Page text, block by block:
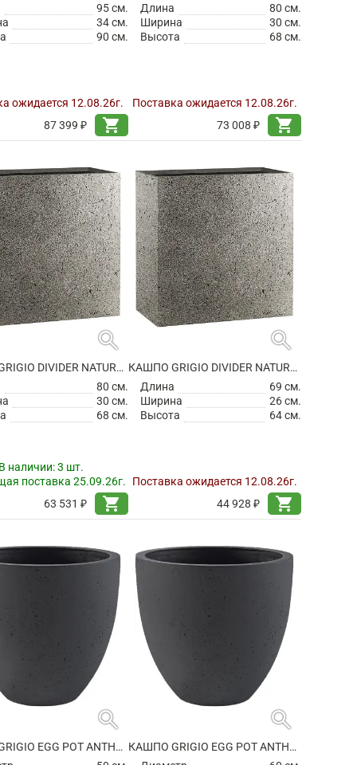
95 см.
34 см.
90 см.
ожидается 12.08.26г.
87 399 ₽
shopping_cart
Длина
80 см.
Ширина
30 см.
Высота
68 см.
Поставка ожидается 12.08.26г.
73 008 ₽
shopping_cart
search
КАШПО GRIGIO DIVIDER NATURAL CONCRETE
80 см.
30 см.
68 см.
наличии:3 шт.
поставка 25.09.26г.
63 531 ₽
shopping_cart
search
КАШПО GRIGIO DIVIDER NATURAL CONCRETE
Длина
69 см.
Ширина
26 см.
Высота
64 см.
Поставка ожидается 12.08.26г.
44 928 ₽
shopping_cart
search
КАШПО GRIGIO EGG POT ANTHRACITE
search
КАШПО GRIGIO EGG POT ANTHRACITE